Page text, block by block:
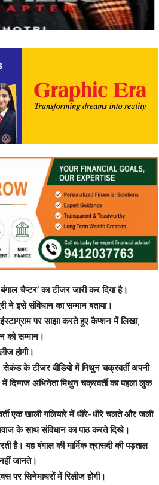
चैप्टर’ का टीजर जारी कर दिया है।
ने इसे संविधान का सम्मान बताया।
पर साझा करते हुए कैप्शन में लिखा,
को सम्मान।
होगी।
सेकंड के टीजर वीडियो में मिथुन चक्रवर्ती अपनी
दिग्गज अभिनेता मिथुन चक्रवर्ती का पहला लुक
एक खाली गलियारे में धीरे-धीरे चलते और जली
के साथ संविधान का पाठ करते दिखे।
है। यह बंगाल की मार्मिक त्रासदी की पड़ताल
जानते।
पर सिनेमाघरों में रिलीज होगी।